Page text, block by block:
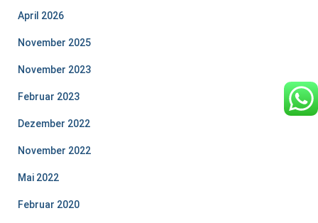
April 2026
November 2025
November 2023
Februar 2023
Dezember 2022
November 2022
Mai 2022
Februar 2020